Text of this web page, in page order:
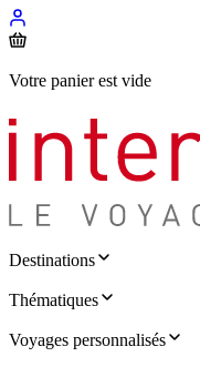
Votre panier est vide
Destinations
Thématiques
Voyages personnalisés